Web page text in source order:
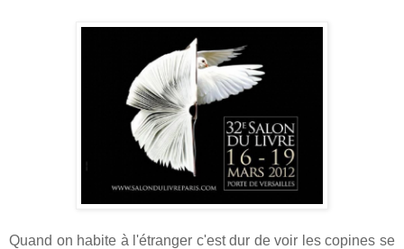
Quand on habite à l'étranger c'est dur de voir les copines se